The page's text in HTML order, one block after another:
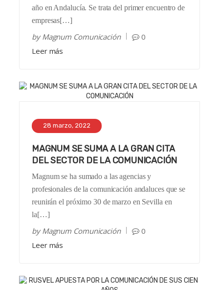
año en Andalucía. Se trata del primer encuentro de
empresas[…]
byMagnum Comunicación
0
Leer más
28 marzo, 2022
MAGNUM SE SUMA A LA GRAN CITA
DEL SECTOR DE LA COMUNICACIÓN
Magnum se ha sumado a las agencias y
profesionales de la comunicación andaluces que se
reunirán el próximo 30 de marzo en Sevilla en
la[…]
byMagnum Comunicación
0
Leer más